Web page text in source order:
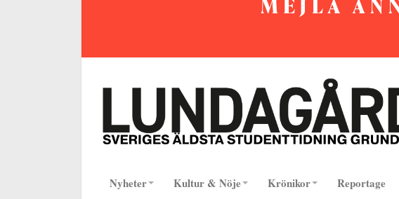
Nyheter Kultur & Nöje Krönikor Reportage